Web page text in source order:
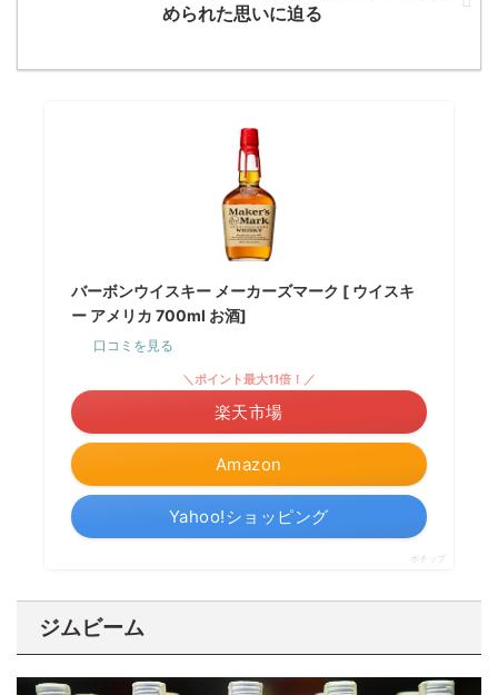
められた思いに迫る
バーボンウイスキー メーカーズマーク [ ウイスキ
ー アメリカ 700ml お酒]
口コミを見る
Amazon
＼ポイント最大11倍！／
楽天市場
Yahoo!ショッピング
ポチップ
ジムビーム